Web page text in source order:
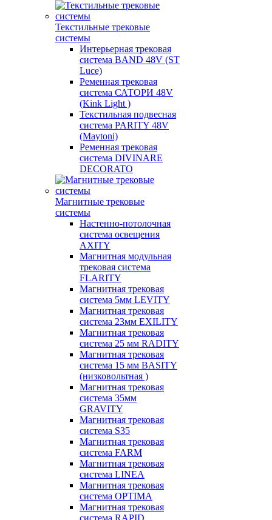
Текстильные трековые
системы
Интерьерная трековая
система BAND 48V (ST
Luce)
Ременная трековая
система САТОРИ 48V
(Kink Light )
Текстильная подвесная
система PARITY 48V
(Maytoni)
Ременная трековая
система DIVINARE
DECORATO
Магнитные трековые
системы
Настенно-потолочная
система освещения
AXITY
Магнитная модульная
трековая система
FLARITY
Магнитная трековая
система 5мм LEVITY
Магнитная трековая
система 23мм EXILITY
Магнитная трековая
система 25 мм RADITY
Магнитная трековая
система 15 мм BASITY
(низковольтная )
Магнитная трековая
система 35мм
GRAVITY
Магнитная трековая
система S35
Магнитная трековая
система FARM
Магнитная трековая
система LINEA
Магнитная трековая
система OPTIMA
Магнитная трековая
система RAPID